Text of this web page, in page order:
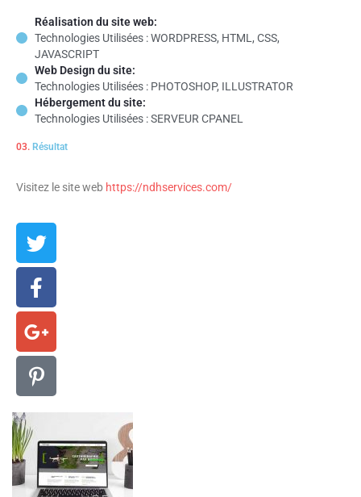
Réalisation du site web:
Technologies Utilisées : WORDPRESS, HTML, CSS,
JAVASCRIPT
Web Design du site:
Technologies Utilisées : PHOTOSHOP, ILLUSTRATOR
Hébergement du site:
Technologies Utilisées : SERVEUR CPANEL
03. Résultat
Visitez le site web https://ndhservices.com/